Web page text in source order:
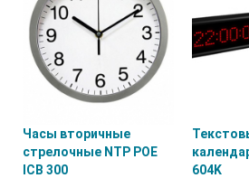
Часы вторичные
стрелочные NTP POE
ICB 300
604K